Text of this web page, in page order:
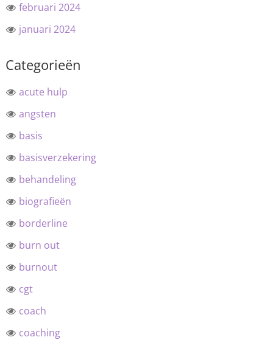
februari 2024
januari 2024
Categorieën
acute hulp
angsten
basis
basisverzekering
behandeling
biografieën
borderline
burn out
burnout
cgt
coach
coaching